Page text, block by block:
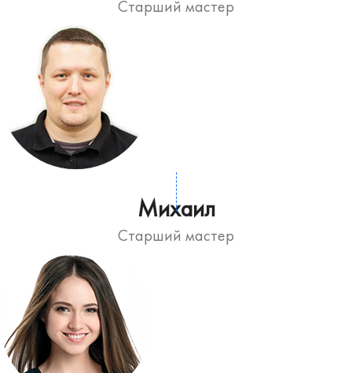
Старший мастер
Михаил
Старший мастер